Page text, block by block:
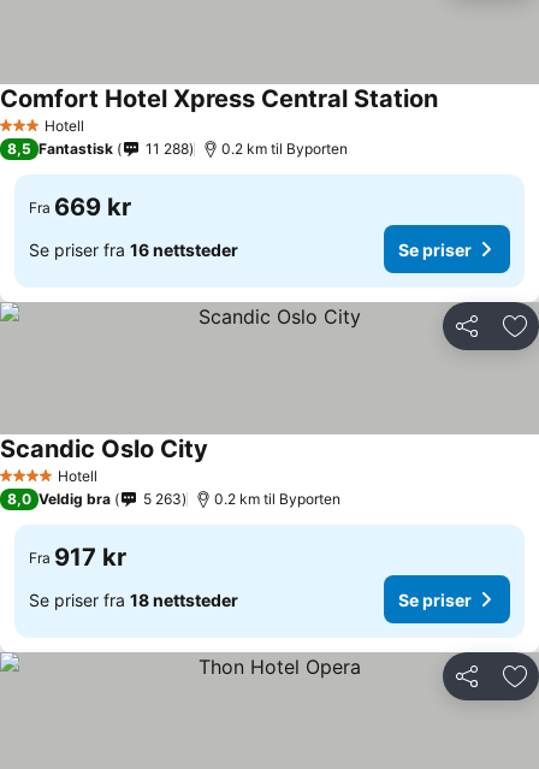
3 StjernerHotell
Comfort Hotel Xpress Central Station
8,5 Fantastisk 11 288 0.2 km til Byporten
Fra 669 kr
Se priser fra 16 nettsteder Se priser
Del
4 StjernerHotell
Scandic Oslo City
8,0 Veldig bra 5 263 0.2 km til Byporten
Fra 917 kr
Se priser fra 18 nettsteder Se priser
Del